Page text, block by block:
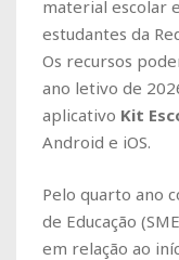
material escolar
estudantes da
Os recursos
ano letivo de
aplicativo Kit
Android e iOS.
Pelo quarto ano
de Educação
em relação ao